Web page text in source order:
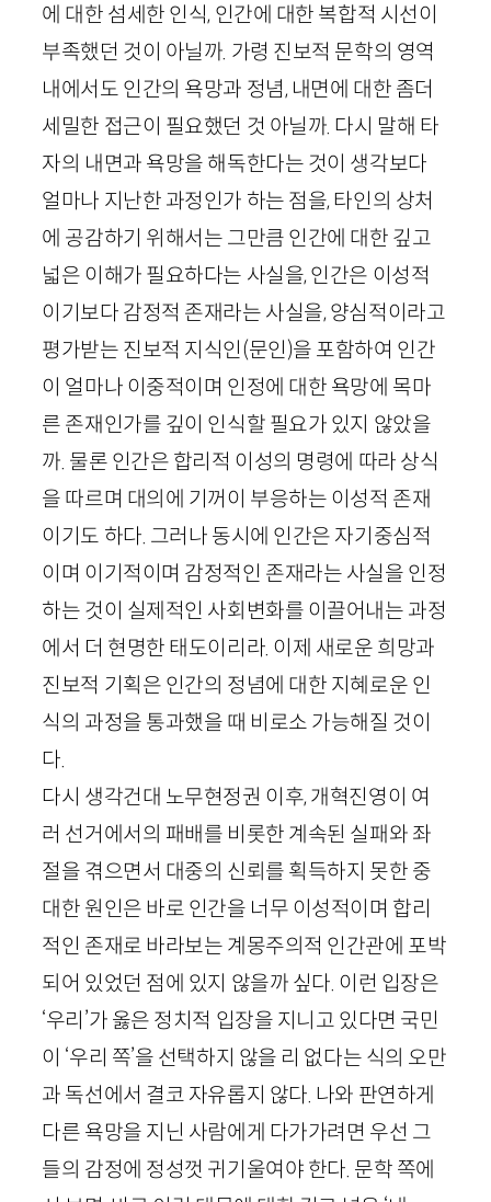
에 대한 섬세한 인식, 인간에 대한 복합적 시선이
부족했던 것이 아닐까. 가령 진보적 문학의 영역
내에서도 인간의 욕망과 정념, 내면에 대한 좀더
세밀한 접근이 필요했던 것 아닐까. 다시 말해 타
자의 내면과 욕망을 해독한다는 것이 생각보다
얼마나 지난한 과정인가 하는 점을, 타인의 상처
에 공감하기 위해서는 그만큼 인간에 대한 깊고
넓은 이해가 필요하다는 사실을, 인간은 이성적
이기보다 감정적 존재라는 사실을, 양심적이라고
평가받는 진보적 지식인(문인)을 포함하여 인간
이 얼마나 이중적이며 인정에 대한 욕망에 목마
른 존재인가를 깊이 인식할 필요가 있지 않았을
까. 물론 인간은 합리적 이성의 명령에 따라 상식
을 따르며 대의에 기꺼이 부응하는 이성적 존재
이기도 하다. 그러나 동시에 인간은 자기중심적
이며 이기적이며 감정적인 존재라는 사실을 인정
하는 것이 실제적인 사회변화를 이끌어내는 과정
에서 더 현명한 태도이리라. 이제 새로운 희망과
진보적 기획은 인간의 정념에 대한 지혜로운 인
식의 과정을 통과했을 때 비로소 가능해질 것이
다.
다시 생각건대 노무현정권 이후, 개혁진영이 여
러 선거에서의 패배를 비롯한 계속된 실패와 좌
절을 겪으면서 대중의 신뢰를 획득하지 못한 중
대한 원인은 바로 인간을 너무 이성적이며 합리
적인 존재로 바라보는 계몽주의적 인간관에 포박
되어 있었던 점에 있지 않을까 싶다. 이런 입장은
‘우리’가 옳은 정치적 입장을 지니고 있다면 국민
이 ‘우리 쪽’을 선택하지 않을 리 없다는 식의 오만
과 독선에서 결코 자유롭지 않다. 나와 판연하게
다른 욕망을 지닌 사람에게 다가가려면 우선 그
들의 감정에 정성껏 귀기울여야 한다. 문학 쪽에